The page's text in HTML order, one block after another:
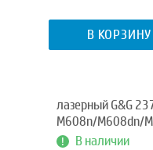
В КОРЗИНУ
лазерный G&G
M608n/M608dn/
В наличии